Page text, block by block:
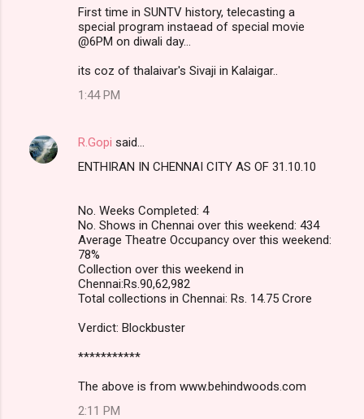
First time in SUNTV history, telecasting a
special program instaead of special movie
@6PM on diwali day...
its coz of thalaivar's Sivaji in Kalaigar..
1:44 PM
R.Gopi said…
ENTHIRAN IN CHENNAI CITY AS OF 31.10.10
No. Weeks Completed: 4
No. Shows in Chennai over this weekend: 434
Average Theatre Occupancy over this weekend:
78%
Collection over this weekend in
Chennai:Rs.90,62,982
Total collections in Chennai: Rs. 14.75 Crore
Verdict: Blockbuster
***********
The above is from www.behindwoods.com
2:11 PM